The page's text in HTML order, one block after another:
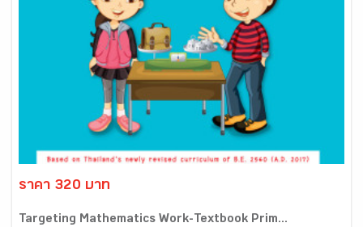
ราคา 320 บาท
Targeting Mathematics Work-Textbook Prim...